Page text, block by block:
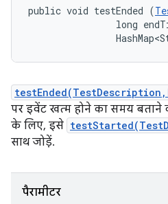
public void testEnded (
long
पर इवेंट खत्म होने का समय
के लिए, इसे
साथ जोड़ें.
पैरामीटर